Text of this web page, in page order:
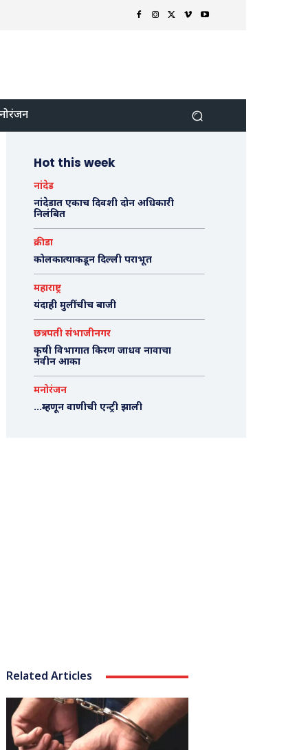
Hot this week
नांदेड
नांदेडात एकाच दिवशी दोन अधिकारी
निलंबित
क्रीडा
कोलकात्याकडून दिल्ली पराभूत
महाराष्ट्र
यंदाही मुलींचीच बाजी
छत्रपती संभाजीनगर
कृषी विभागात किरण जाधव नावाचा
नवीन आका
मनोरंजन
…म्हणून वाणीची एन्ट्री झाली
Related Articles